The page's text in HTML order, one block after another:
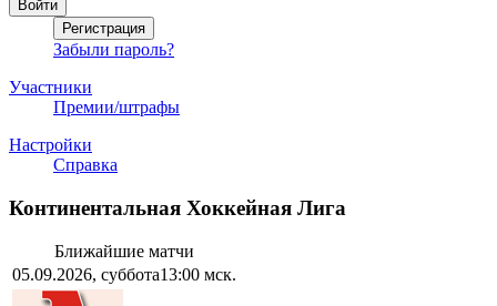
Забыли пароль?
Участники
Премии/штрафы
Настройки
Справка
Континентальная Хоккейная Лига
Ближайшие матчи
05.09.2026, суббота13:00 мск.